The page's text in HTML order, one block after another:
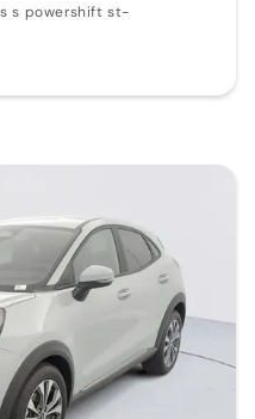
s powershift st-